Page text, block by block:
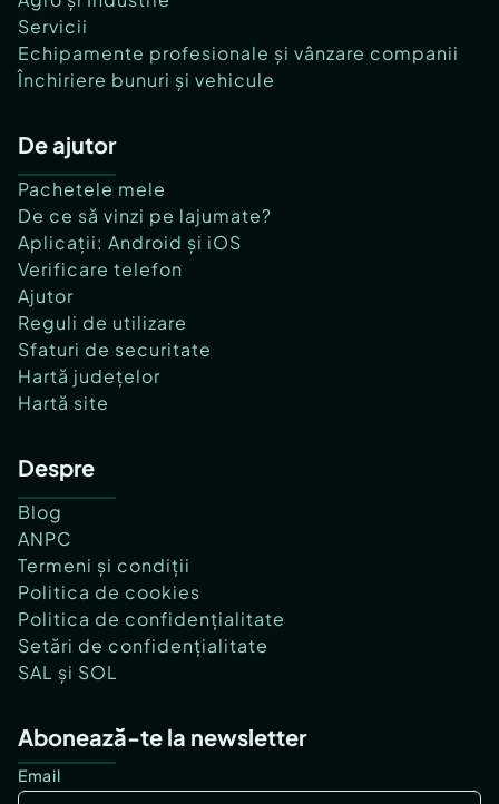
Servicii
Echipamente profesionale și vânzare companii
Închiriere bunuri și vehicule
De ajutor
Pachetele mele
De ce să vinzi pe lajumate?
Aplicații: Android și iOS
Verificare telefon
Ajutor
Reguli de utilizare
Sfaturi de securitate
Hartă județelor
Hartă site
Despre
Blog
ANPC
Termeni și condiții
Politica de cookies
Politica de confidențialitate
Setări de confidențialitate
SAL și SOL
Abonează-te la newsletter
Email